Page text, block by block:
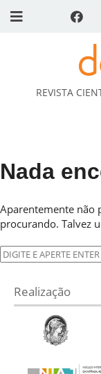
REVISTA
Nada
Aparentemente não
procurando. Talvez
Pesquisar
por:
Realização